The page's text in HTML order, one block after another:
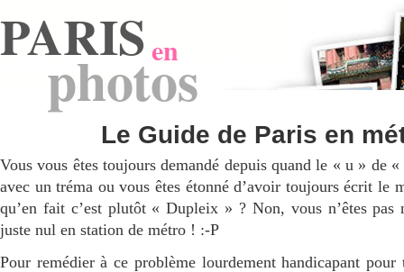
PARISen
photos
Le Guide de Paris en
Vous vous êtes toujours demandé depuis quand le « u » de
avec un tréma ou vous êtes étonné d’avoir toujours écrit le
qu’en fait c’est plutôt « Dupleix » ? Non, vous n’êtes pas
juste nul en station de métro ! :-P
Pour remédier à ce problème lourdement handicapant